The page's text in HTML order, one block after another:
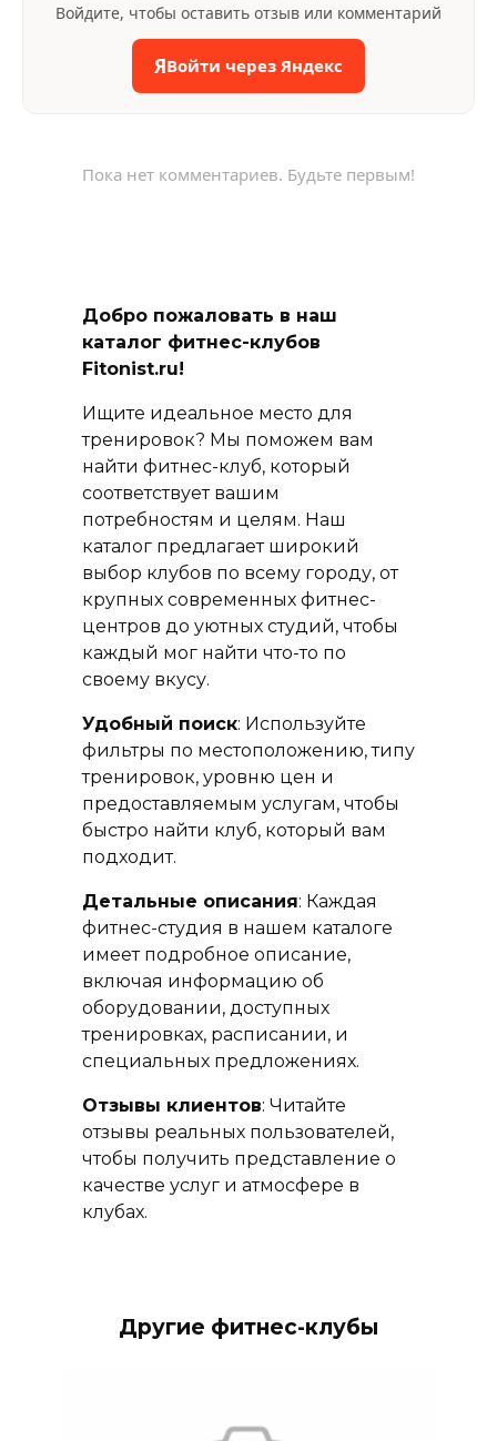
Войдите, чтобы оставить отзыв или комментарий
ЯВойти через Яндекс
Пока нет комментариев. Будьте первым!
Добро пожаловать в наш
каталог фитнес-клубов
Fitonist.ru!
Ищите идеальное место для
тренировок? Мы поможем вам
найти фитнес-клуб, который
соответствует вашим
потребностям и целям. Наш
каталог предлагает широкий
выбор клубов по всему городу, от
крупных современных фитнес-
центров до уютных студий, чтобы
каждый мог найти что-то по
своему вкусу.
Удобный поиск: Используйте
фильтры по местоположению, типу
тренировок, уровню цен и
предоставляемым услугам, чтобы
быстро найти клуб, который вам
подходит.
Детальные описания: Каждая
фитнес-студия в нашем каталоге
имеет подробное описание,
включая информацию об
оборудовании, доступных
тренировках, расписании, и
специальных предложениях.
Отзывы клиентов: Читайте
отзывы реальных пользователей,
чтобы получить представление о
качестве услуг и атмосфере в
клубах.
Другие фитнес-клубы